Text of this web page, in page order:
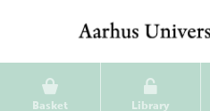
Basket Library